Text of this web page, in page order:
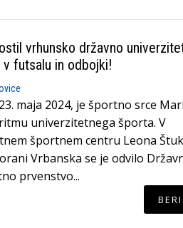
vrhunsko državno
futsalu in odbojki!
maja 2024, je športno srce
univerzitetnega športa. V
športnem centru Leona
Vrbanska se je odvilo
prvenstvo...